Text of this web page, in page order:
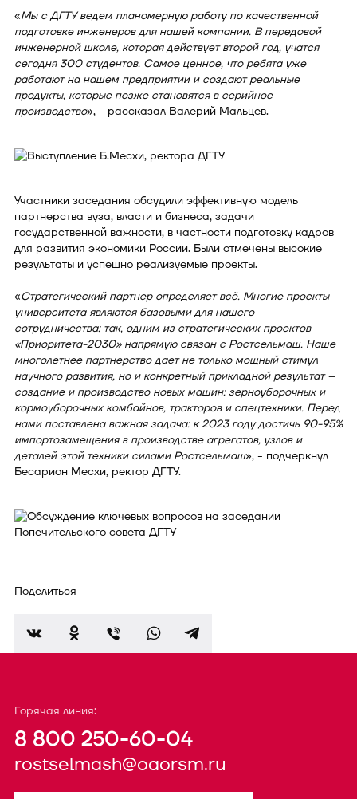
«Мы с ДГТУ ведем планомерную работу по качественной
подготовке инженеров для нашей компании. В передовой
инженерной школе, которая действует второй год, учатся
сегодня 300 студентов. Самое ценное, что ребята уже
работают на нашем предприятии и создают реальные
продукты, которые позже становятся в серийное
производство», - рассказал Валерий Мальцев.
Участники заседания обсудили эффективную модель
партнерства вуза, власти и бизнеса, задачи
государственной важности, в частности подготовку кадров
для развития экономики России. Были отмечены высокие
результаты и успешно реализуемые проекты.
«Стратегический партнер определяет всё. Многие проекты
университета являются базовыми для нашего
сотрудничества: так, одним из стратегических проектов
«Приоритета-2030» напрямую связан с Ростсельмаш. Наше
многолетнее партнерство дает не только мощный стимул
научного развития, но и конкретный прикладной результат –
создание и производство новых машин: зерноуборочных и
кормоуборочных комбайнов, тракторов и спецтехники. Перед
нами поставлена важная задача: к 2023 году достичь 90-95%
импортозамещения в производстве агрегатов, узлов и
деталей этой техники силами Ростсельмаш», - подчеркнул
Бесарион Месхи, ректор ДГТУ.
Поделиться
Горячая линия:
8 800 250-60-04
rostselmash@oaorsm.ru